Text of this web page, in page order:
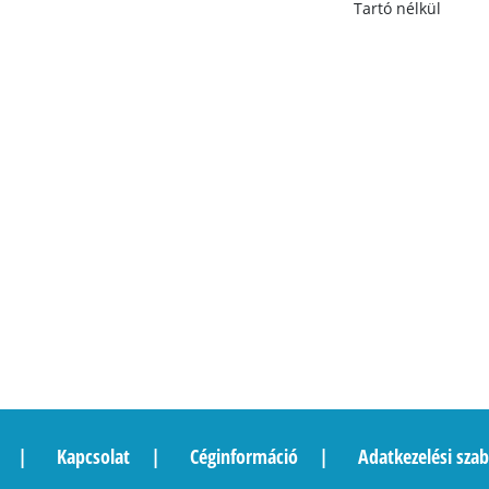
Tartó nélkül
Kapcsolat Céginformáció Adatkezelési